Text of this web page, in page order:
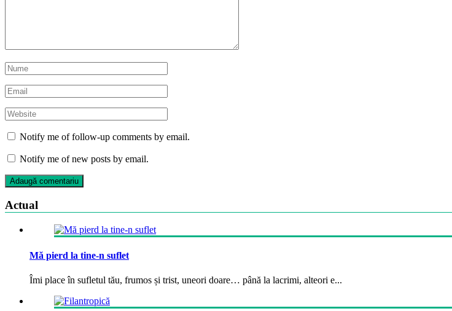
Notify me of follow-up comments by email.
Notify me of new posts by email.
Actual
Mă pierd la tine-n suflet
Îmi place în sufletul tău, frumos și trist, uneori doare… până la lacrimi, alteori e...